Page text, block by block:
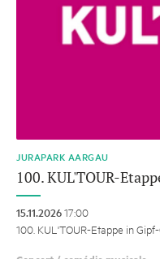
JURAPARK AARGAU
100. KUL'TOUR-
15.11.202617:00
100. KUL'TOUR-Etappe in